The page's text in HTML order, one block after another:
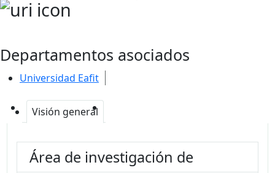
Departamentos asociados
Universidad Eafit
Visión general
Área de investigación de